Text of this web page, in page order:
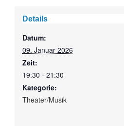
Details
Datum:
09. Januar 2026
Zeit:
19:30 - 21:30
Kategorie:
Theater/Musik